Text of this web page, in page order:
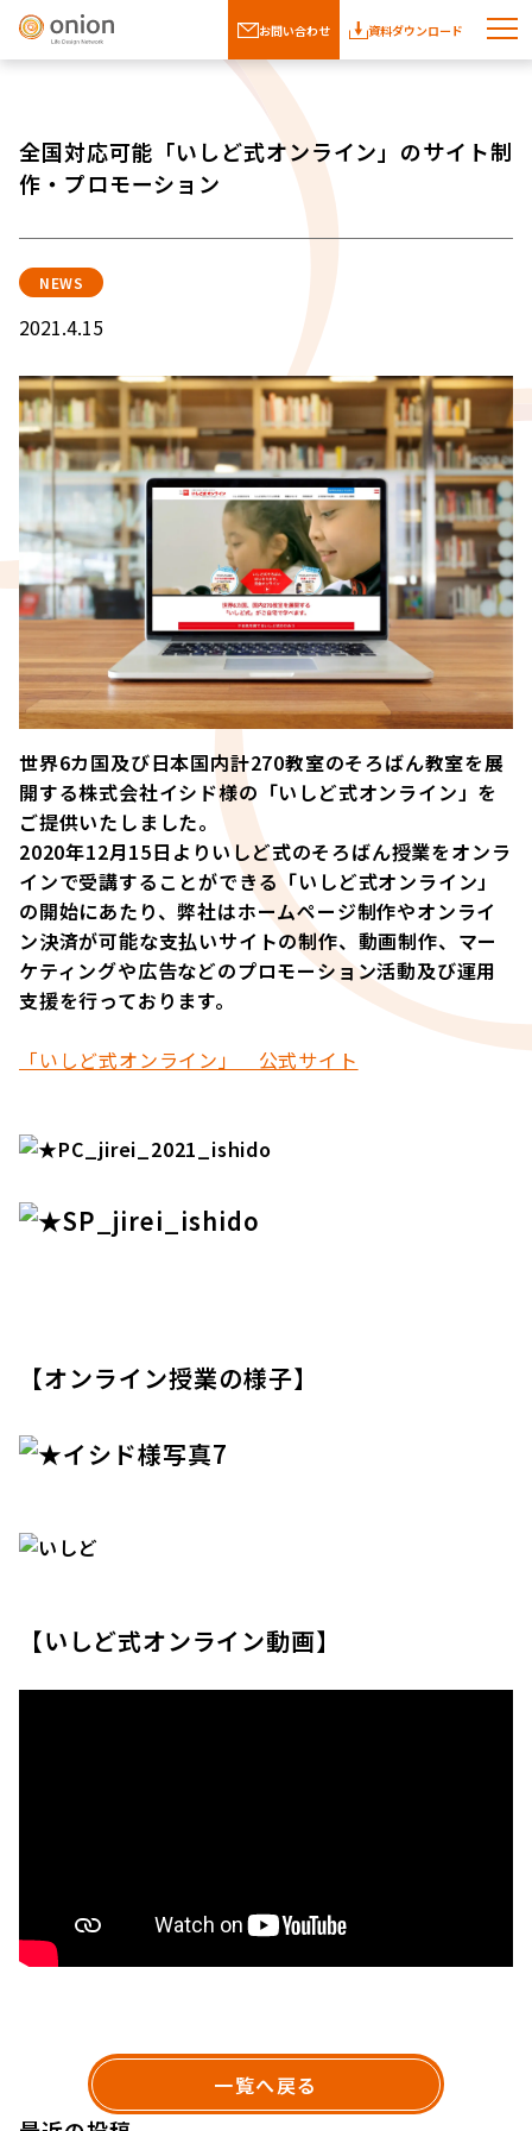
お問い合わせ 資料ダウンロード
全国対応可能「いしど式オンライン」のサイト制
作・プロモーション
NEWS
2021.4.15
世界6カ国及び日本国内計270教室のそろばん教室を展
開する株式会社イシド様の「いしど式オンライン」を
ご提供いたしました。
2020年12月15日よりいしど式のそろばん授業をオンラ
インで受講することができる「いしど式オンライン」
の開始にあたり、弊社はホームページ制作やオンライ
ン決済が可能な支払いサイトの制作、動画制作、マー
ケティングや広告などのプロモーション活動及び運用
支援を行っております。
「いしど式オンライン」 公式サイト
【オンライン授業の様子】
【いしど式オンライン動画】
一覧へ戻る